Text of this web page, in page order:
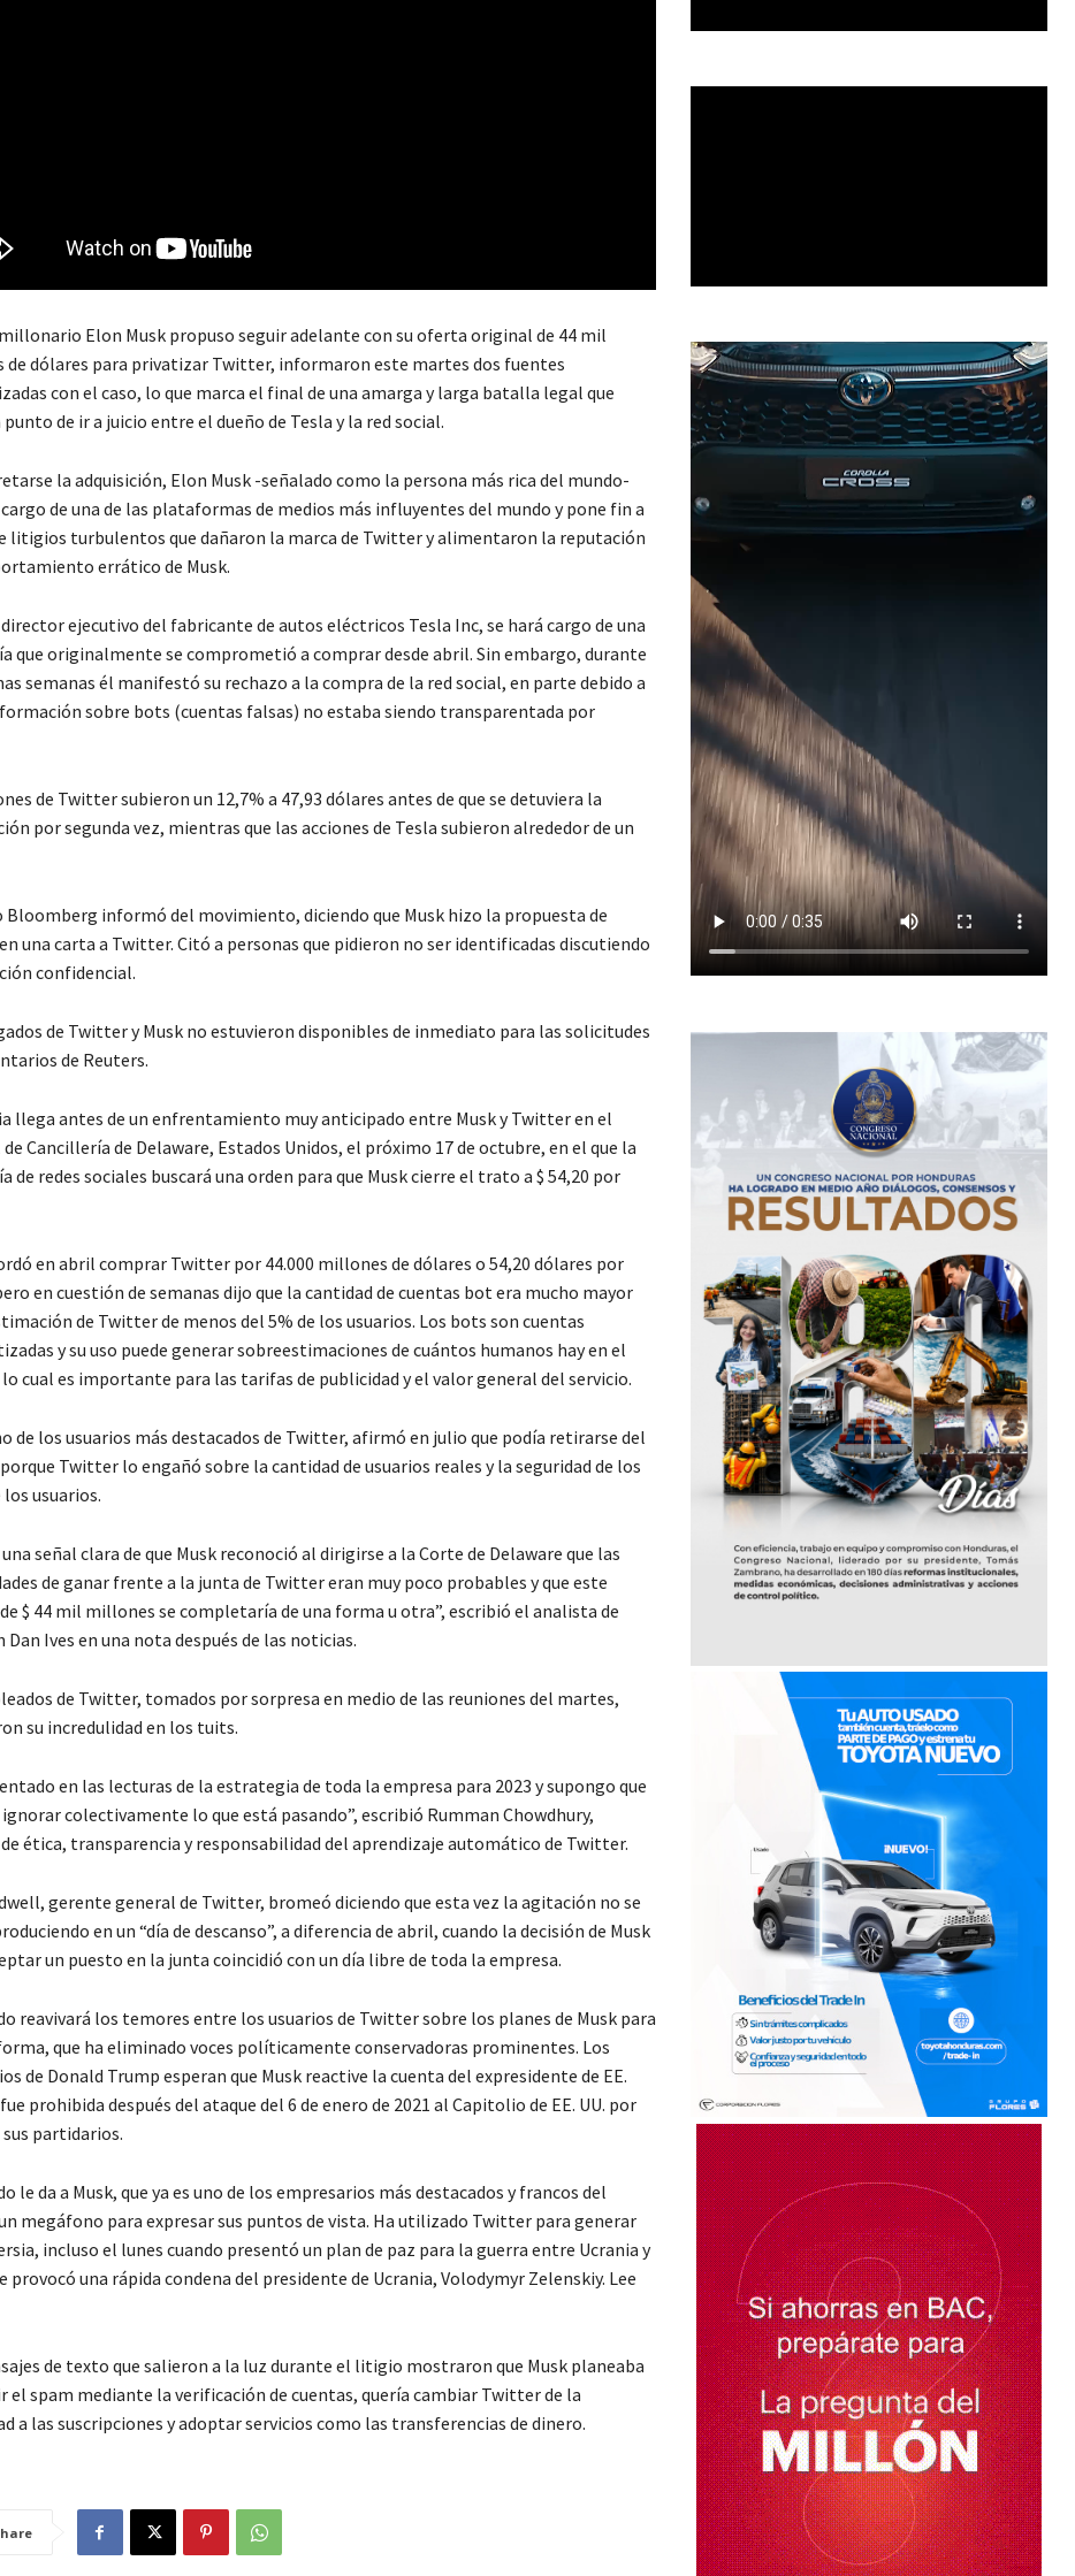
Elon Musk propuso seguir adelante con su oferta original de 44 mil
de dólares para privatizar Twitter, informaron este martes dos fuentes
con el caso, lo que marca el final de una amarga y larga batalla legal que
de ir a juicio entre el dueño de Tesla y la red social.
la adquisición, Elon Musk -señalado como la persona más rica del mundo-
de una de las plataformas de medios más influyentes del mundo y pone fin a
litigios turbulentos que dañaron la marca de Twitter y alimentaron la reputación
errático de Musk.
ejecutivo del fabricante de autos eléctricos Tesla Inc, se hará cargo de una
que originalmente se comprometió a comprar desde abril. Sin embargo, durante
semanas él manifestó su rechazo a la compra de la red social, en parte debido a
sobre bots (cuentas falsas) no estaba siendo transparentada por
de Twitter subieron un 12,7% a 47,93 dólares antes de que se detuviera la
por segunda vez, mientras que las acciones de Tesla subieron alrededor de un
Bloomberg informó del movimiento, diciendo que Musk hizo la propuesta de
una carta a Twitter. Citó a personas que pidieron no ser identificadas discutiendo
confidencial.
de Twitter y Musk no estuvieron disponibles de inmediato para las solicitudes
de Reuters.
llega antes de un enfrentamiento muy anticipado entre Musk y Twitter en el
Cancillería de Delaware, Estados Unidos, el próximo 17 de octubre, en el que la
de redes sociales buscará una orden para que Musk cierre el trato a $ 54,20 por
en abril comprar Twitter por 44.000 millones de dólares o 54,20 dólares por
en cuestión de semanas dijo que la cantidad de cuentas bot era mucho mayor
de Twitter de menos del 5% de los usuarios. Los bots son cuentas
y su uso puede generar sobreestimaciones de cuántos humanos hay en el
cual es importante para las tarifas de publicidad y el valor general del servicio.
de los usuarios más destacados de Twitter, afirmó en julio que podía retirarse del
Twitter lo engañó sobre la cantidad de usuarios reales y la seguridad de los
usuarios.
señal clara de que Musk reconoció al dirigirse a la Corte de Delaware que las
de ganar frente a la junta de Twitter eran muy poco probables y que este
$ 44 mil millones se completaría de una forma u otra”, escribió el analista de
Dan Ives en una nota después de las noticias.
de Twitter, tomados por sorpresa en medio de las reuniones del martes,
su incredulidad en los tuits.
en las lecturas de la estrategia de toda la empresa para 2023 y supongo que
colectivamente lo que está pasando”, escribió Rumman Chowdhury,
ética, transparencia y responsabilidad del aprendizaje automático de Twitter.
gerente general de Twitter, bromeó diciendo que esta vez la agitación no se
en un “día de descanso”, a diferencia de abril, cuando la decisión de Musk
un puesto en la junta coincidió con un día libre de toda la empresa.
reavivará los temores entre los usuarios de Twitter sobre los planes de Musk para
que ha eliminado voces políticamente conservadoras prominentes. Los
de Donald Trump esperan que Musk reactive la cuenta del expresidente de EE.
fue prohibida después del ataque del 6 de enero de 2021 al Capitolio de EE. UU. por
partidarios.
le da a Musk, que ya es uno de los empresarios más destacados y francos del
megáfono para expresar sus puntos de vista. Ha utilizado Twitter para generar
incluso el lunes cuando presentó un plan de paz para la guerra entre Ucrania y
provocó una rápida condena del presidente de Ucrania, Volodymyr Zelenskiy. Lee
de texto que salieron a la luz durante el litigio mostraron que Musk planeaba
el spam mediante la verificación de cuentas, quería cambiar Twitter de la
a las suscripciones y adoptar servicios como las transferencias de dinero.